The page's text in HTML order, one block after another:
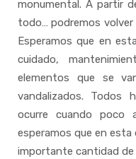
monumental. A partir
todo… podremos
Esperamos que en
cuidado,
elementos que se
vandalizados.
ocurre cuando poco
esperamos que en
importante cantidad de